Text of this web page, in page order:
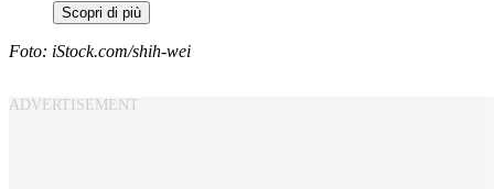
Scopri di più
Foto: iStock.com/shih-wei